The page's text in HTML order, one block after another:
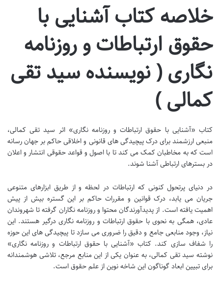
خلاصه کتاب آشنایی با
حقوق ارتباطات و روزنامه
نگاری ( نویسنده سید تقی
کمالی )
کتاب «آشنایی با حقوق ارتباطات و روزنامه نگاری» اثر سید تقی کمالی،
منبعی ارزشمند برای درک پیچیدگی های قانونی و اخلاقی حاکم بر جهان رسانه
است که به مخاطبان کمک می کند تا با اصول و قواعد حقوقی انتشار و اعلان
در بسترهای ارتباطی آشنا شوند.
در دنیای پرتحول کنونی که ارتباطات در لحظه و از طریق ابزارهای متنوعی
جریان می یابد، درک قوانین و مقررات حاکم بر این گستره بیش از پیش
اهمیت یافته است. از پدیدآورندگان محتوا و روزنامه نگاران گرفته تا شهروندان
عادی، همگی به نحوی با حقوق ارتباطات و روزنامه نگاری درگیر هستند. این
نیاز، وجود منابعی جامع و دقیق را ضروری می سازد تا پیچیدگی های این حوزه
را شفاف سازی کند. کتاب «آشنایی با حقوق ارتباطات و روزنامه نگاری»
نوشته سید تقی کمالی، به عنوان یکی از این منابع مرجع، تلاشی هوشمندانه
برای تبیین ابعاد گوناگون این شاخه نوین از علم حقوق است.